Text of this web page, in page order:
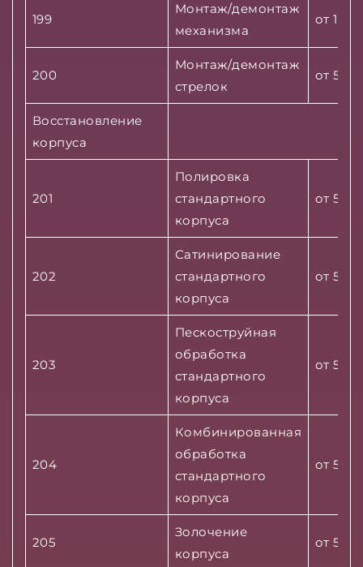
199
Монтаж/демонтаж
механизма
от
200
Монтаж/демонтаж
стрелок
от 500
Восстановление
корпуса
201
Полировка
стандартного
корпуса
от
202
Сатинирование
стандартного
корпуса
от
203
Пескоструйная
обработка
стандартного
корпуса
от
204
Комбинированная
обработка
стандартного
корпуса
от
205
Золочение
корпуса
от